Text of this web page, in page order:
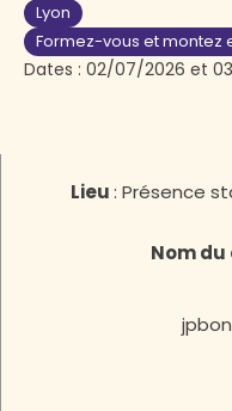
Lyon
Formez-vous et montez
Dates : 02/07/2026 et
Lieu: Présence
Nom